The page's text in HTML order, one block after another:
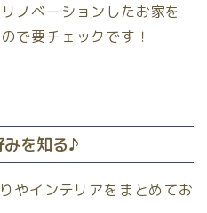
ノベーションしたお家を
で要チェックです！
みを知る♪
やインテリアをまとめてお